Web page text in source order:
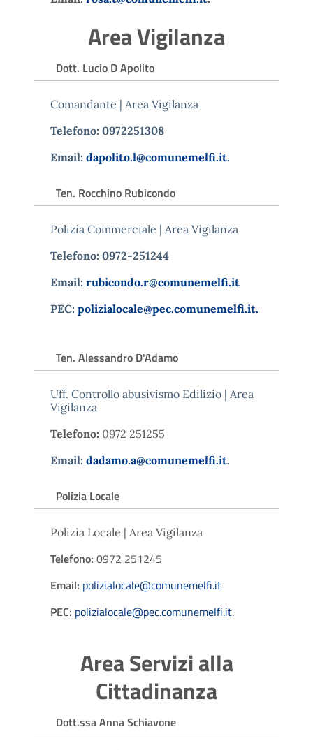
Area Vigilanza
Dott. Lucio D Apolito
Comandante | Area Vigilanza
Telefono: 0972251308
Email: dapolito.l@comunemelfi.it.
Ten. Rocchino Rubicondo
Polizia Commerciale | Area Vigilanza
Telefono: 0972-251244
Email: rubicondo.r@comunemelfi.it
PEC: polizialocale@pec.comunemelfi.it.
Ten. Alessandro D'Adamo
Uff. Controllo abusivismo Edilizio | Area
Vigilanza
Telefono: 0972 251255
Email: dadamo.a@comunemelfi.it.
Polizia Locale
Polizia Locale | Area Vigilanza
Telefono: 0972 251245
Email: polizialocale@comunemelfi.it
PEC: polizialocale@pec.comunemelfi.it.
Area Servizi alla
Cittadinanza
Dott.ssa Anna Schiavone